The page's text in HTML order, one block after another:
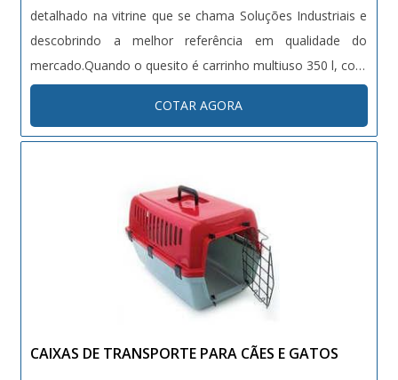
detalhado na vitrine que se chama Soluções Industriais e
descobrindo a melhor referência em qualidade do
mercado.Quando o quesito é carrinho multiuso 350 l, com
a melhor mão de obra da Bento Carrinhos irá encontrar
excelente custo-benefício com pagamento acessível.MAIS
DETALHES INTERESSANTES SOBRE CARRINHO
demonstrar competência e excelência em sua área de
atuação. A Bento Carrinhos centraliza sua energia em
produzir uma estrutura aos clientes com: Escritório de
alta qualidade onde são realizadas as atividades;
Catálogo amplo de produtos; Tecnologia de ponta. Tudo
para oferecer carrinho multiuso com proteção. Sem
visar apenas lucratividade, deve oferecer produtos e
COTAR AGORA
CAIXAS DE TRANSPORTE PARA CÃES E GATOS